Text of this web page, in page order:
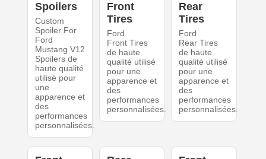
Spoilers
Custom
Spoiler For
Ford
Mustang V12
Spoilers de
haute qualité
utilisé pour
une
apparence et
des
performances
personnalisées.
Front
Tires
Ford
Front Tires
de haute
qualité utilisé
pour une
apparence et
des
performances
personnalisées.
Rear
Tires
Ford
Rear Tires
de haute
qualité utilisé
pour une
apparence et
des
performances
personnalisées.